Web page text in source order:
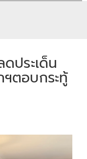
ประเด็น
ตอบกระทู้